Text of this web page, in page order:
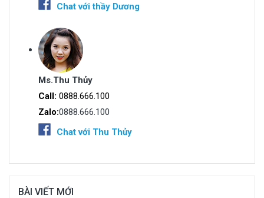
Chat với thầy Dương
Ms.Thu Thủy
Call: 0888.666.100
Zalo:0888.666.100
Chat với Thu Thủy
BÀI VIẾT MỚI